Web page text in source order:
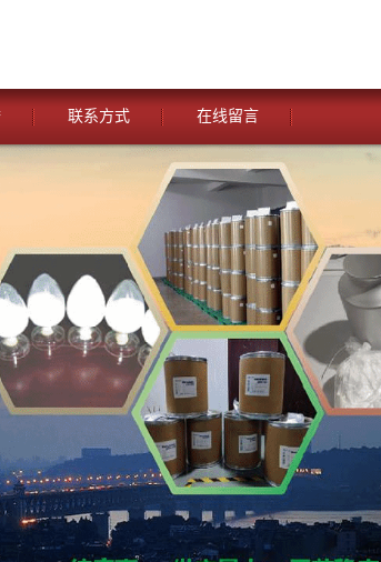
联系方式 在线留言
置： 网站首页 >湖北威德利化学试剂 与 武汉维斯尔
；愈创木薁磺酸钠—6223-35-4 】 优惠促销 现货供应 价格优惠
汉维斯尔曼 同为湖北威德利化学